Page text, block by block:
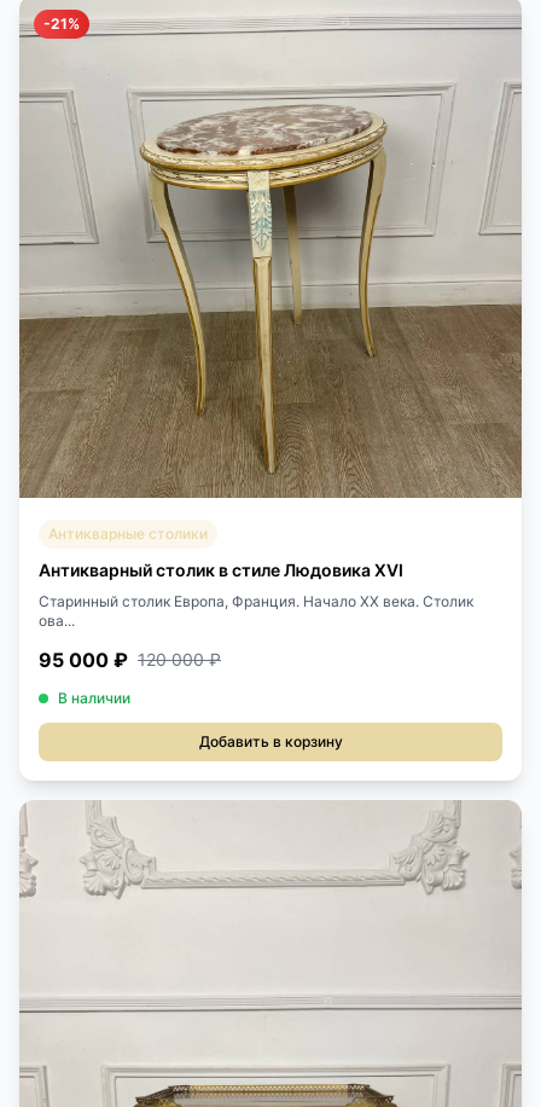
-21%
Антикварные столики
Антикварный столик в стиле Людовика XVI
Старинный столик Европа, Франция. Начало XX века. Столик
ова...
95 000 ₽ 120 000 ₽
В наличии
Добавить в корзину